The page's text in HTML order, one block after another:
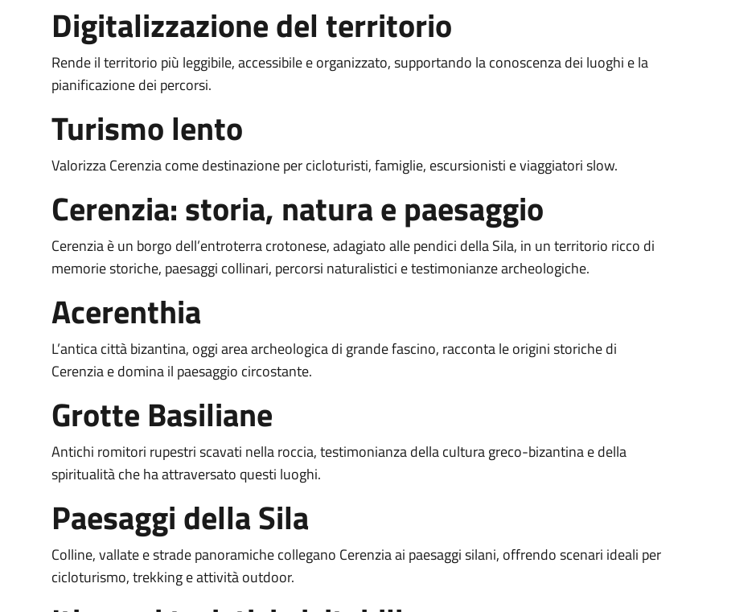
Digitalizzazione del territorio
Rende il territorio più leggibile, accessibile e organizzato, supportando la conoscenza dei luoghi e la
pianificazione dei percorsi.
Turismo lento
Valorizza Cerenzia come destinazione per cicloturisti, famiglie, escursionisti e viaggiatori slow.
Cerenzia: storia, natura e paesaggio
Cerenzia è un borgo dell’entroterra crotonese, adagiato alle pendici della Sila, in un territorio ricco di
memorie storiche, paesaggi collinari, percorsi naturalistici e testimonianze archeologiche.
Acerenthia
L’antica città bizantina, oggi area archeologica di grande fascino, racconta le origini storiche di
Cerenzia e domina il paesaggio circostante.
Grotte Basiliane
Antichi romitori rupestri scavati nella roccia, testimonianza della cultura greco-bizantina e della
spiritualità che ha attraversato questi luoghi.
Paesaggi della Sila
Colline, vallate e strade panoramiche collegano Cerenzia ai paesaggi silani, offrendo scenari ideali per
cicloturismo, trekking e attività outdoor.